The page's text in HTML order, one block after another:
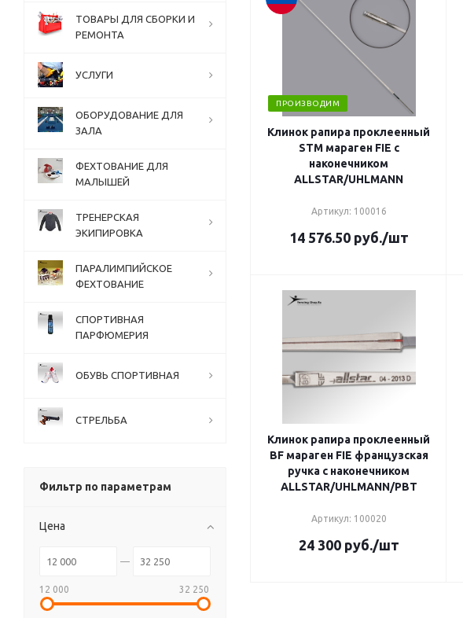
ПРОИЗВОДИМ
Клинок рапира проклеенный
STM мараген FIE с
наконечником
ALLSTAR/UHLMANN
Артикул: 100016
14 576.50руб./шт
Клинок рапира проклеенный
BF мараген FIE французская
ручка с наконечником
ALLSTAR/UHLMANN/PBT
Артикул: 100020
24 300руб./шт
ТОВАРЫ ДЛЯ СБОРКИ И
РЕМОНТА
УСЛУГИ
ОБОРУДОВАНИЕ ДЛЯ
ЗАЛА
ФЕХТОВАНИЕ ДЛЯ
МАЛЫШЕЙ
ТРЕНЕРСКАЯ
ЭКИПИРОВКА
ПАРАЛИМПИЙСКОЕ
ФЕХТОВАНИЕ
СПОРТИВНАЯ
ПАРФЮМЕРИЯ
ОБУВЬ СПОРТИВНАЯ
СТРЕЛЬБА
Фильтр по параметрам
Цена
12 000 32 250